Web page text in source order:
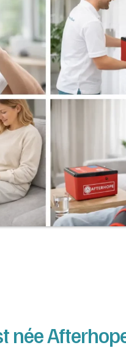
née